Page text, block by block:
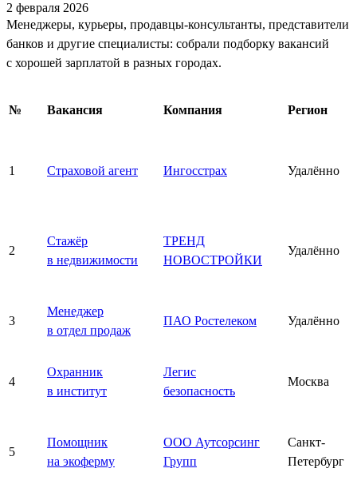
2 февраля 2026
Менеджеры, курьеры, продавцы-консультанты, представители
банков и другие специалисты: собрали подборку вакансий
с хорошей зарплатой в разных городах.
№ Вакансия Компания Регион
1 Страховой агент Ингосстрах Удалённо
2
Стажёр
в недвижимости
ТРЕНД
НОВОСТРОЙКИ
Удалённо
3
Менеджер
в отдел продаж
ПАО Ростелеком Удалённо
4
Охранник
в институт
Легис
безопасность
Москва
5
Помощник
на экоферму
ООО Аутсорсинг
Групп
Санкт-
Петербург